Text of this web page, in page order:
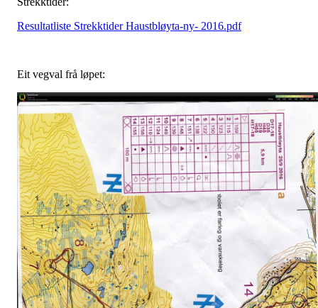
Resultatliste Strekktider Haustbløyta-ny- 2016.pdf
Eit vegval frå løpet: